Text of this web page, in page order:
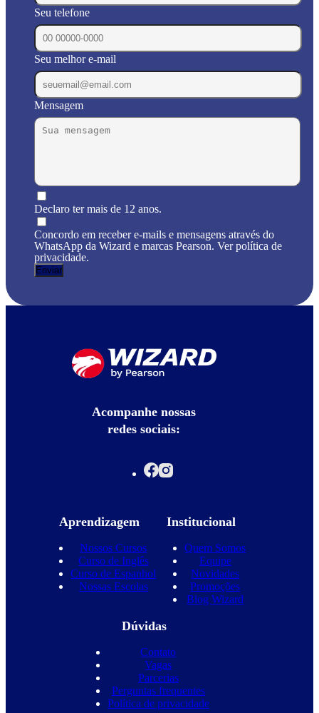
Seu telefone
Seu melhor e-mail
Mensagem
Declaro ter mais de 12 anos.
Concordo em receber e-mails e mensagens através do
WhatsApp da Wizard e marcas Pearson. Ver política de
privacidade.
Acompanhe nossas
redes sociais:
Aprendizagem
Nossos Cursos
Curso de Inglês
Curso de Espanhol
Nossas Escolas
Institucional
Quem Somos
Equipe
Novidades
Promoções
Blog Wizard
Dúvidas
Contato
Vagas
Parcerias
Perguntas frequentes
Política de privacidade